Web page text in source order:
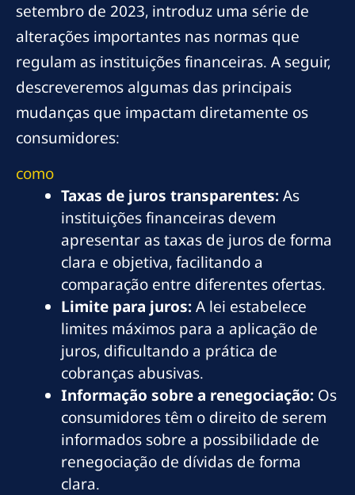
setembro de 2023, introduz uma série de
alterações importantes nas normas que
regulam as instituições financeiras. A seguir,
descreveremos algumas das principais
mudanças que impactam diretamente os
consumidores:
como
Taxas de juros transparentes:As
instituições financeiras devem
apresentar as taxas de juros de forma
clara e objetiva, facilitando a
comparação entre diferentes ofertas.
Limite para juros:A lei estabelece
limites máximos para a aplicação de
juros, dificultando a prática de
cobranças abusivas.
Informação sobre a renegociação: Os
consumidores têm o direito de serem
informados sobre a possibilidade de
renegociação de dívidas de forma
clara.